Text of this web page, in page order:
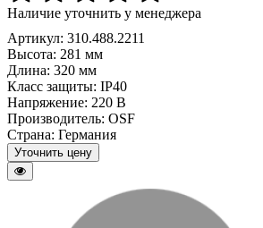
Наличие уточнить у менеджера
Артикул: 310.488.2211
Высота: 281 мм
Длина: 320 мм
Класс защиты: IP40
Напряжение: 220 В
Производитель: OSF
Страна: Германия
Уточнить цену